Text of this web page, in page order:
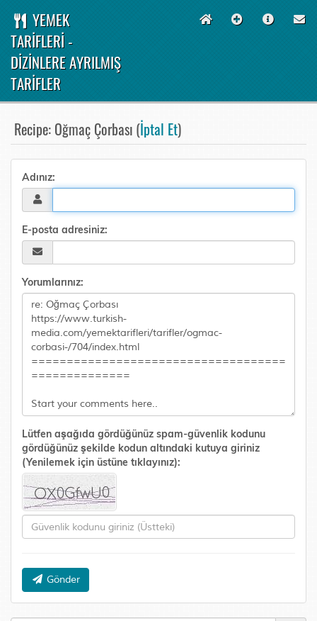
YEMEK
TARİFLERİ -
DİZİNLERE AYRILMIŞ
TARİFLER
Recipe: Oğmaç Çorbası (İptal Et)
Adınız:
E-posta adresiniz:
Yorumlarınız:
Lütfen aşağıda gördüğünüz spam-güvenlik kodunu
gördüğünüz şekilde kodun altındaki kutuya giriniz
(Yenilemek için üstüne tıklayınız):
Gönder